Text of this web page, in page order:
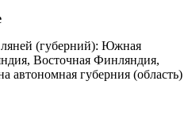
ляней (губерний): Южная
Восточная Финляндия,
автономная губерния (область)